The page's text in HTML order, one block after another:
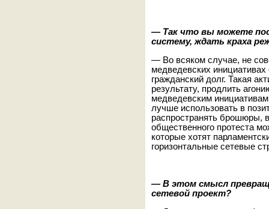
— Так что вы можете
систему, ждать краха
— Во всяком случае, не
медведевских
гражданский долг. Такая
результату, продлить
медведевским
лучше использовать в
распространять брошюры,
общественного протеста
которые хотят
горизонтальные сетевые
— В этом смысл
сетевой проект?